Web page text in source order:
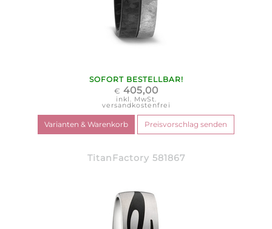
SOFORT BESTELLBAR!
€ 405,00
inkl. MwSt.
versandkostenfrei
TitanFactory 581867